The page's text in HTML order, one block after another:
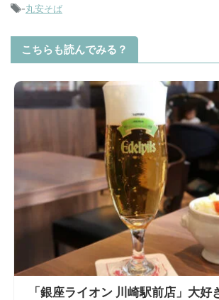
-丸安そば
こちらも読んでみる？
「銀座ライオン 川崎駅前店」大好